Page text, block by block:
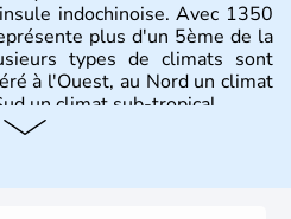
indochinoise. Avec 1350
plus d'un 5ème de la
types de climats sont
à l'Ouest, au Nord un climat
un climat sub-tropical.